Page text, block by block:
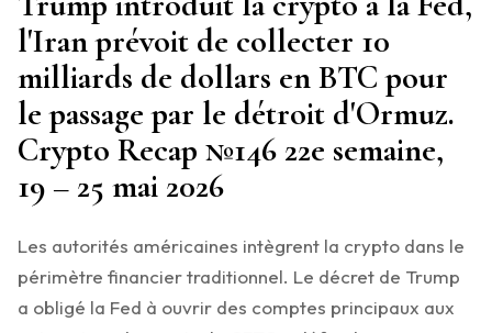
l'Iran prévoit de collecter 10
milliards de dollars en BTC pour
le passage par le détroit d'Ormuz.
Crypto Recap №146 22e semaine,
19 – 25 mai 2026
Les autorités américaines intègrent la crypto dans le
périmètre financier traditionnel. Le décret de Trump
a obligé la Fed à ouvrir des comptes principaux aux